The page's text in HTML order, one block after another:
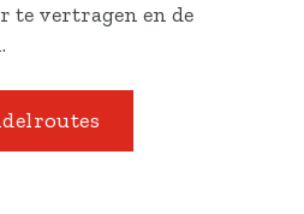
te vertragen en de